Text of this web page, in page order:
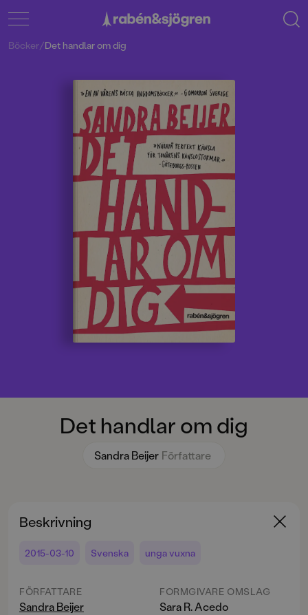
Det handlar om dig
Sandra Beijer Författare
Böcker/Det handlar om dig
Beskrivning
2015-03-10 Svenska unga vuxna
FÖRFATTARE
Sandra Beijer
FORMGIVARE OMSLAG
Sara R. Acedo